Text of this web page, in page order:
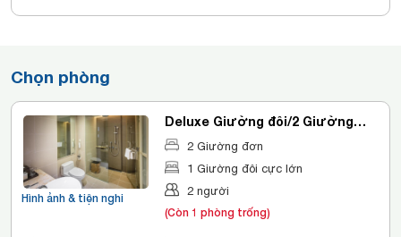
Chọn phòng
Hình ảnh & tiện nghi
Deluxe Giường đôi/2 Giường
đơn2 Giường đơn
1 Giường đôi cực lớn
2 người
(Còn 1 phòng trống)